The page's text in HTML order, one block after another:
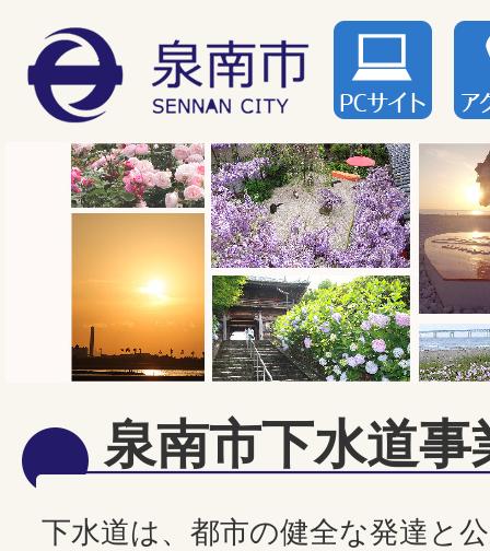
泉南市下水道
下水道は、都市の健全な発達と